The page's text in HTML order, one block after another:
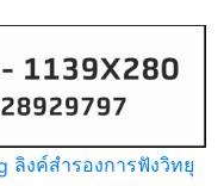
ลิงค์สำรองการฟังวิทยุ